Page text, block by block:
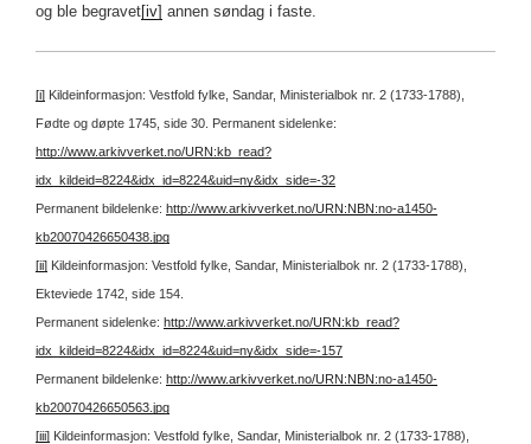
og ble begravet[iv] annen søndag i faste.
[i] Kildeinformasjon: Vestfold fylke, Sandar, Ministerialbok nr. 2 (1733-1788),
Fødte og døpte 1745, side 30. Permanent sidelenke:
http://www.arkivverket.no/URN:kb_read?
idx_kildeid=8224&idx_id=8224&uid=ny&idx_side=-32
Permanent bildelenke: http://www.arkivverket.no/URN:NBN:no-a1450-
kb20070426650438.jpg
[ii] Kildeinformasjon: Vestfold fylke, Sandar, Ministerialbok nr. 2 (1733-1788),
Ekteviede 1742, side 154.
Permanent sidelenke: http://www.arkivverket.no/URN:kb_read?
idx_kildeid=8224&idx_id=8224&uid=ny&idx_side=-157
Permanent bildelenke: http://www.arkivverket.no/URN:NBN:no-a1450-
kb20070426650563.jpg
[iii] Kildeinformasjon: Vestfold fylke, Sandar, Ministerialbok nr. 2 (1733-1788),